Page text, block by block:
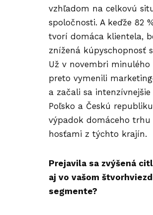
vzhľadom na celkovú
spoločnosti. A keďže 82
tvorí domáca klientela,
znížená kúpyschopnosť
Už v novembri minulého
preto vymenili
a začali sa
Poľsko a Českú
výpadok domáceho trhu
hosťami z týchto krajín.
Prejavila sa zvýšená
aj vo vašom
segmente?